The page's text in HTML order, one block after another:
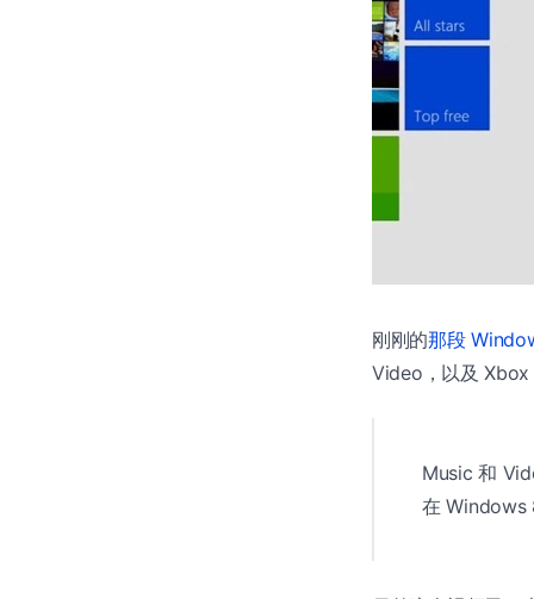
刚刚的那段
Video，以及
Music 和
在 Windows